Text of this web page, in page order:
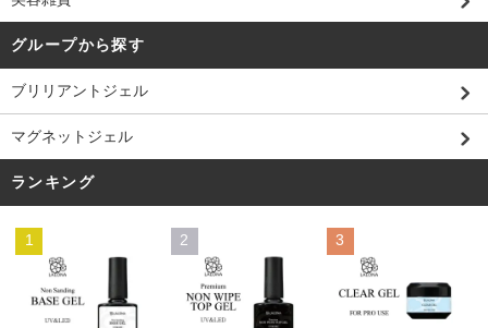
グループから探す
ブリリアントジェル
マグネットジェル
ランキング
1 2 3